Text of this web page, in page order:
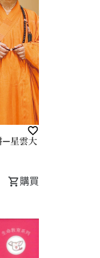
—星雲大
購買